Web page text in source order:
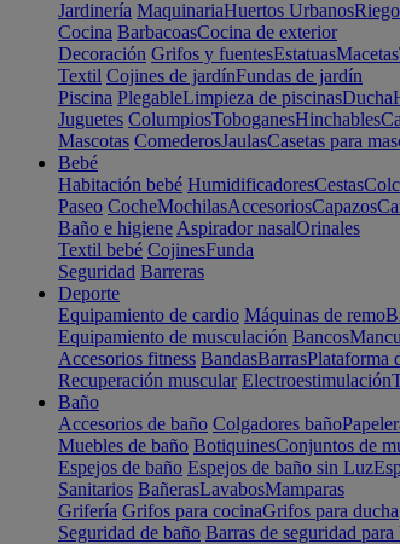
Jardinería MaquinariaHuertos UrbanosRiego
Cocina BarbacoasCocina de exterior
Decoración Grifos y fuentesEstatuasMacetas
Textil Cojines de jardínFundas de jardín
Piscina PlegableLimpieza de piscinasDucha
Juguetes ColumpiosToboganesHinchables
Mascotas ComederosJaulasCasetas para
Bebé
Habitación bebé HumidificadoresCestas
Paseo CocheMochilasAccesoriosCapazos
Baño e higiene Aspirador nasalOrinales
Textil bebé CojinesFunda
Seguridad Barreras
Deporte
Equipamiento de cardio Máquinas de remo
Equipamiento de musculación Bancos
Accesorios fitness BandasBarrasPlataforma
Recuperación muscular Electroestimulación
Baño
Accesorios de baño Colgadores baño
Muebles de baño BotiquinesConjuntos de
Espejos de baño Espejos de baño sin Luz
Sanitarios BañerasLavabosMamparas
Grifería Grifos para cocinaGrifos para ducha
Seguridad de baño Barras de seguridad para